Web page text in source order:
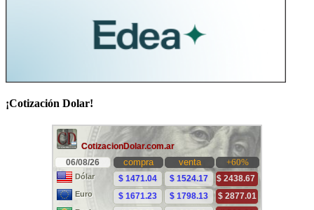
¡Cotización Dolar!